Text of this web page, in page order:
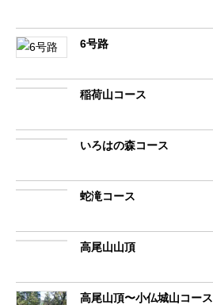
6号路
稲荷山コース
いろはの森コース
蛇滝コース
高尾山山頂
高尾山頂〜小仏城山コース